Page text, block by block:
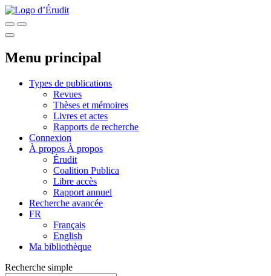
Menu principal
Types de publications
Revues
Thèses et mémoires
Livres et actes
Rapports de recherche
Connexion
À propos À propos
Érudit
Coalition Publica
Libre accès
Rapport annuel
Recherche avancée
FR
Français
English
Ma bibliothèque
Recherche simple